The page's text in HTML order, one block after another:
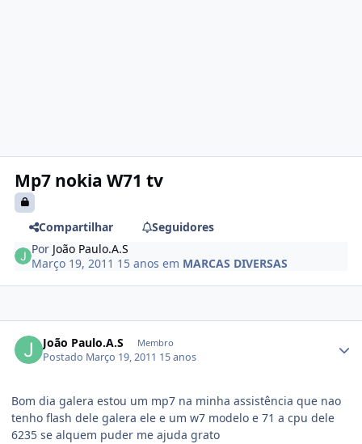
Mp7 nokia W71 tv
Compartilhar
Seguidores
Por João Paulo.A.S
Março 19, 2011 15 anos em MARCAS DIVERSAS
João Paulo.A.S Membro
Postado Março 19, 2011 15 anos
Bom dia galera estou um mp7 na minha assistência que nao
tenho flash dele galera ele e um w7 modelo e 71 a cpu dele
6235 se alquem puder me ajuda grato